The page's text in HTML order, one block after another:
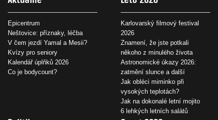
Epicentrum
Neštovice: příznaky, léčba
V čem jezdí Yamal a Mesii?
Kvízy pro seniory
Kalendář úplňků 2026
Co je bodycount?
Karlovarský filmový festival
2026
Znamení, že jste potkali
někoho z minulého života
Astronomické úkazy 2026:
zatmění slunce a další
Jak obléci miminko při
vysokých teplotách?
Jak na dokonalé letní mojito
6 lehkých letních salátů